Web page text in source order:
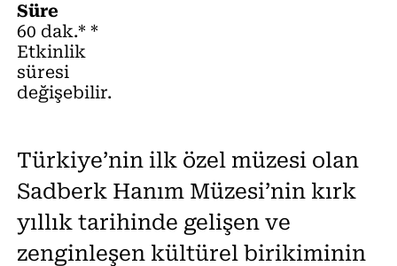
Süre
60 dak.* *
Etkinlik
süresi
değişebilir.
Türkiye’nin ilk özel müzesi olan
Sadberk Hanım Müzesi’nin kırk
yıllık tarihinde gelişen ve
zenginleşen kültürel birikiminin